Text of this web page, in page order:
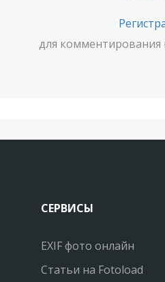
для комментирования
СЕРВИСЫ
EXIF фото онлайн
Статьи на Fotoload